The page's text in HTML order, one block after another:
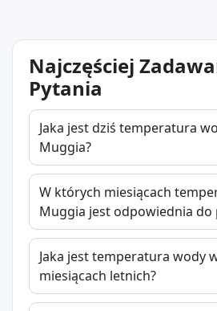
Najczęściej
Pytania
Jaka jest dziś temperatura
Muggia?
W których miesiącach
Muggia jest odpowiednia do
Jaka jest temperatura wody
miesiącach letnich?